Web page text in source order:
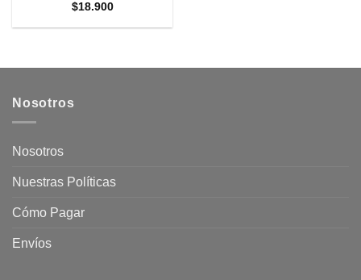
$18.900
Nosotros
Nosotros
Nuestras Políticas
Cómo Pagar
Envíos